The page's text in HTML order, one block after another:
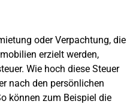
oder Verpachtung, die
erzielt werden,
Wie hoch diese Steuer
nach den persönlichen
können zum Beispiel die